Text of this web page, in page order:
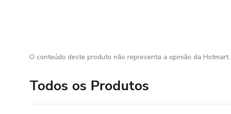
O conteúdo deste produto não representa a opinião da
Todos os Produtos